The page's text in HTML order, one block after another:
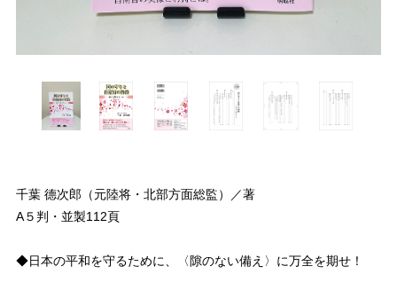
千葉 德次郎（元陸将・北部方面総監）／著
A５判・並製112頁
◆日本の平和を守るために、〈隙のない備え〉に万全を期せ！